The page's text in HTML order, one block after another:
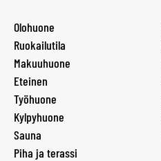
Olohuone
Ruokailutila
Makuuhuone
Eteinen
Työhuone
Kylpyhuone
Sauna
Piha ja terassi